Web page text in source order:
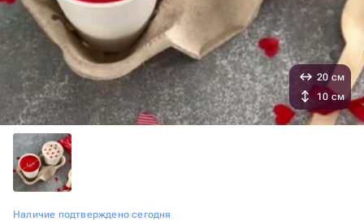
Наличие подтверждено сегодня
20 см
10 см